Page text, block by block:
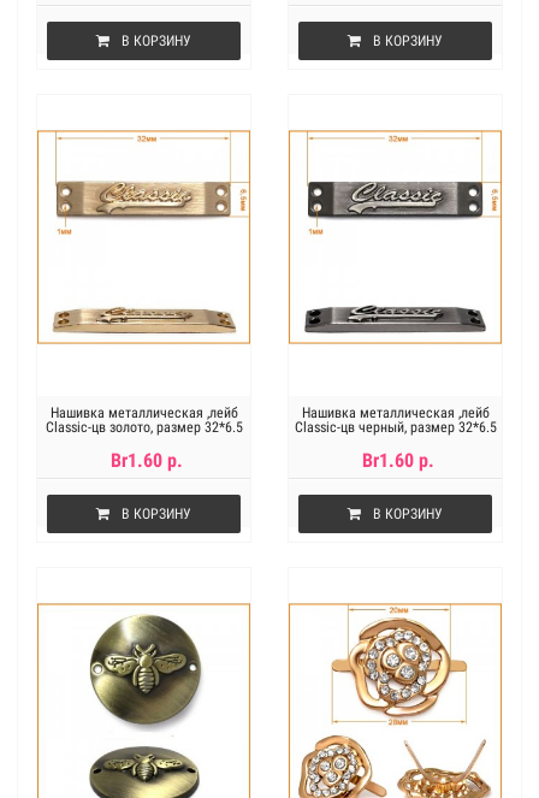
В КОРЗИНУ В КОРЗИНУ
Нашивка металлическая ,лейб
Classic-цв золото, размер 32*6.5
Br1.60 р.
В КОРЗИНУ
Нашивка металлическая ,лейб
Classic-цв черный, размер 32*6.5
Br1.60 р.
В КОРЗИНУ